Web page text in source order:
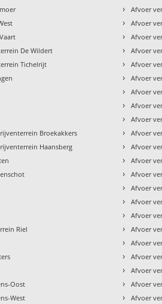
De Wildert
Tichelrijt
Broekakkers
Haansberg
Riel
Oost
West
› Afvoer
› Afvoer
› Afvoer
› Afvoer
› Afvoer
› Afvoer
› Afvoer
› Afvoer
› Afvoer
› Afvoer
› Afvoer
› Afvoer
› Afvoer
› Afvoer
› Afvoer
› Afvoer
› Afvoer
› Afvoer
› Afvoer
› Afvoer
› Afvoer
› Afvoer